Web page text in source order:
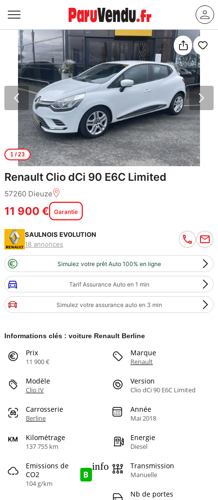
1/ 23
Renault Clio dCi 90 E6C Limited
57260 Dieuze
11 900 € Garantie
SAULNOIS EVOLUTION
18 annonces
Simulez votre prêt Auto 100% en ligne
Tarif Assurance Auto en 1 min
Simulez votre assurance auto en 3 min
Informations clés : voiture Renault Berline
Prix
11 900 €
Marque
Renault
Modèle
Clio IV
Version
Clio dCi 90 E6C Limited
Carrosserie
Berline
Année
Mai 2018
Kilométrage
137 755 km
Energie
Diesel
Emissions de
CO2
104 g/km
B
info Transmission
Manuelle
Nb de portes